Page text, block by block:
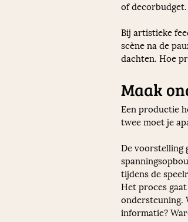
of decorbudget.
Bij artistieke
scène na de
dachten. Hoe
Maak
Een productie
twee moet je
De voorstelling
tijdens de
Het proces
ondersteuning.
informatie?